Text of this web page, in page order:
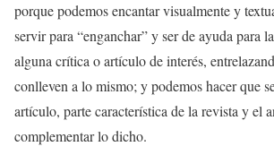
porque podemos encantar visualmente y
servir para “enganchar” y ser de ayuda para
alguna crítica o artículo de interés,
conlleven a lo mismo; y podemos hacer que
artículo, parte característica de la revista y el
complementar lo dicho.